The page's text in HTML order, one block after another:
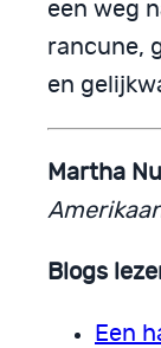
een weg
rancune,
en
Martha
Blogs
Een